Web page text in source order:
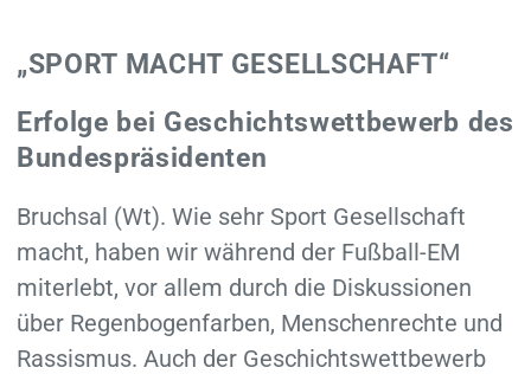
„SPORT MACHT GESELLSCHAFT“
Erfolge bei Geschichtswettbewerb des
Bundespräsidenten
Bruchsal (Wt). Wie sehr Sport Gesellschaft
macht, haben wir während der Fußball-EM
miterlebt, vor allem durch die Diskussionen
über Regenbogenfarben, Menschenrechte und
Rassismus. Auch der Geschichtswettbewerb